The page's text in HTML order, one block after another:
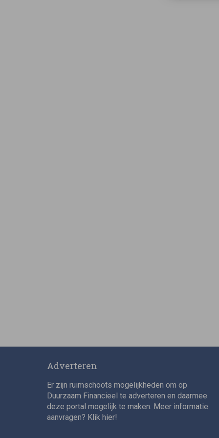
Adverteren
Er zijn ruimschoots mogelijkheden om op
Duurzaam Financieel te adverteren en daarmee
deze portal mogelijk te maken. Meer informatie
aanvragen? Klik hier!